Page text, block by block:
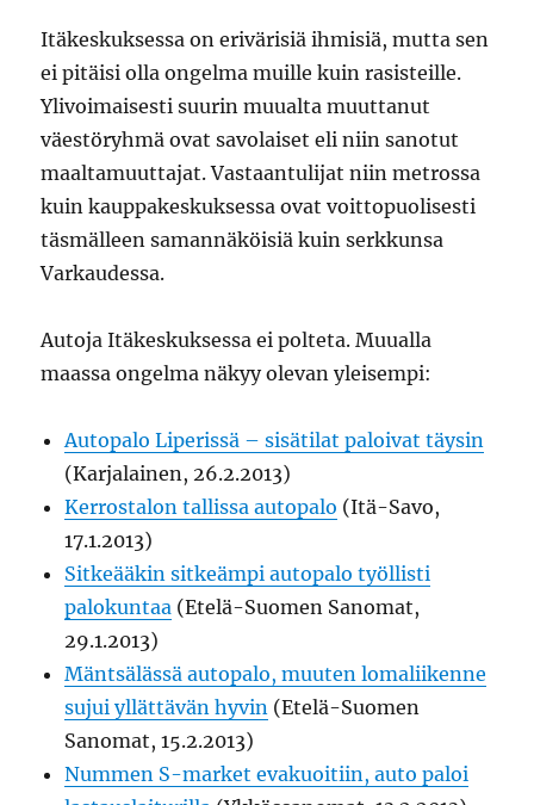
Itäkeskuksessa on erivärisiä ihmisiä, mutta sen
ei pitäisi olla ongelma muille kuin rasisteille.
Ylivoimaisesti suurin muualta muuttanut
väestöryhmä ovat savolaiset eli niin sanotut
maaltamuuttajat. Vastaantulijat niin metrossa
kuin kauppakeskuksessa ovat voittopuolisesti
täsmälleen samannäköisiä kuin serkkunsa
Varkaudessa.
Autoja Itäkeskuksessa ei polteta. Muualla
maassa ongelma näkyy olevan yleisempi:
Autopalo Liperissä – sisätilat paloivat täysin
(Karjalainen, 26.2.2013)
Kerrostalon tallissa autopalo (Itä-Savo,
17.1.2013)
Sitkeääkin sitkeämpi autopalo työllisti
palokuntaa (Etelä-Suomen Sanomat,
29.1.2013)
Mäntsälässä autopalo, muuten lomaliikenne
sujui yllättävän hyvin (Etelä-Suomen
Sanomat, 15.2.2013)
Nummen S-market evakuoitiin, auto paloi